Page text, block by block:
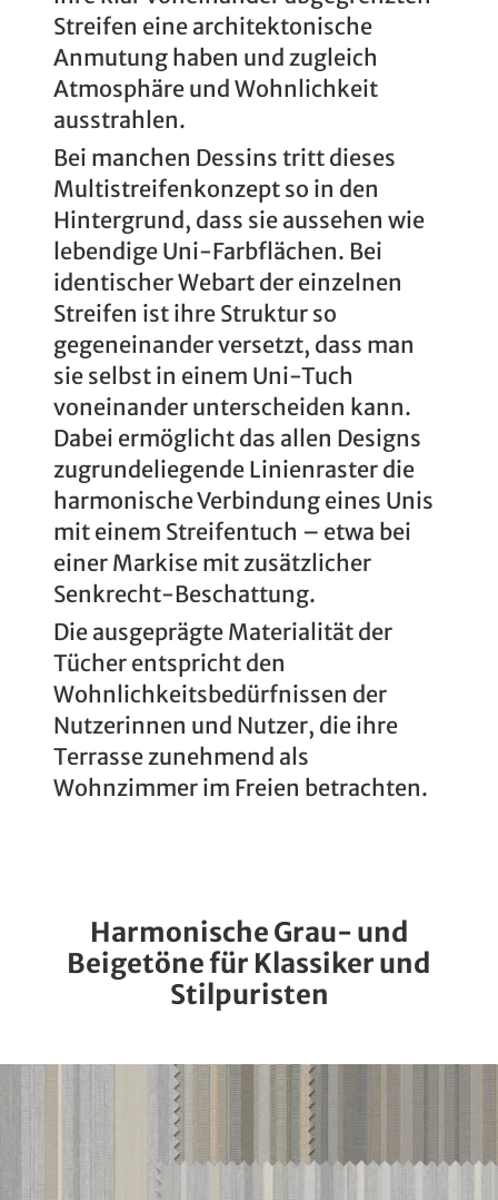
Streifen eine architektonische
Anmutung haben und zugleich
Atmosphäre und Wohnlichkeit
ausstrahlen.
Bei manchen Dessins tritt dieses
Multistreifenkonzept so in den
Hintergrund, dass sie aussehen wie
lebendige Uni-Farbflächen. Bei
identischer Webart der einzelnen
Streifen ist ihre Struktur so
gegeneinander versetzt, dass man
sie selbst in einem Uni-Tuch
voneinander unterscheiden kann.
Dabei ermöglicht das allen Designs
zugrundeliegende Linienraster die
harmonische Verbindung eines Unis
mit einem Streifentuch – etwa bei
einer Markise mit zusätzlicher
Senkrecht-Beschattung.
Die ausgeprägte Materialität der
Tücher entspricht den
Wohnlichkeitsbedürfnissen der
Nutzerinnen und Nutzer, die ihre
Terrasse zunehmend als
Wohnzimmer im Freien betrachten.
Harmonische Grau- und
Beigetöne für Klassiker und
Stilpuristen